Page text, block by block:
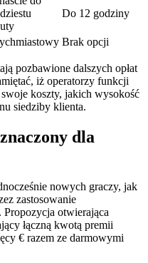
Do 12 godziny
Brak opcji
pozbawione dalszych opłat
iż operatorzy funkcji
koszty, jakich wysokość
siedziby klienta.
dla
nowych graczy, jak
zastosowanie
otwierająca
łączną kwotą premii
€ razem ze darmowymi